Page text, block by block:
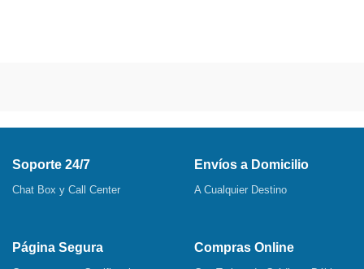
Soporte 24/7
Chat Box y Call Center
Envíos a Domicilio
A Cualquier Destino
Página Segura Compras Online